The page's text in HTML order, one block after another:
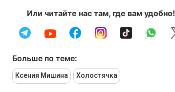
Или читайте нас там, где вам удобно!
Больше по теме:
Ксения Мишина Холостячка